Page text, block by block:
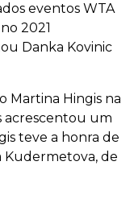
eventos WTA
2021
Danka Kovinic
Martina Hingis na
acrescentou um
teve a honra de
de